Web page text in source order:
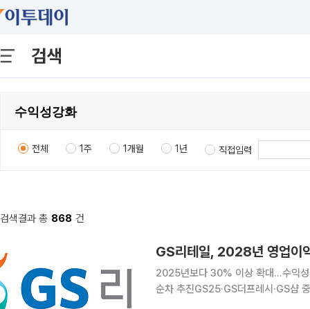
검색
전체 1주 1개월 1년 직접입력
검색결과 총 868 건
GS리테일, 2028년 영업이
2025년보다 30% 이상 확대…수익성
순차 추진GS25·GS더프레시·GS샵 중심의 성장 전략